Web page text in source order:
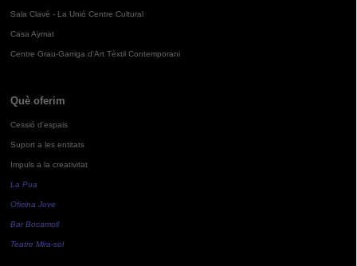
Sala Clavé - La Unió Centre Cultural
Casa Aymat
Centre Grau-Garriga d'Art Tèxtil Contemporani
Què oferim
Cessió d'espais
Suport a les entitats
Impuls a la creativitat
La Pua
Oficina Jove
Bar Bocamoll
Teatre Mira-sol